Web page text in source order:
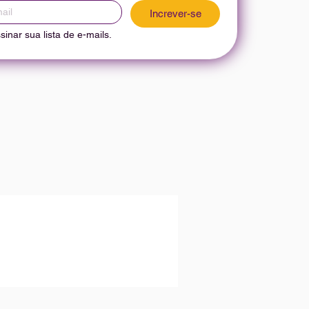
Increver-se
sua lista de e-mails.